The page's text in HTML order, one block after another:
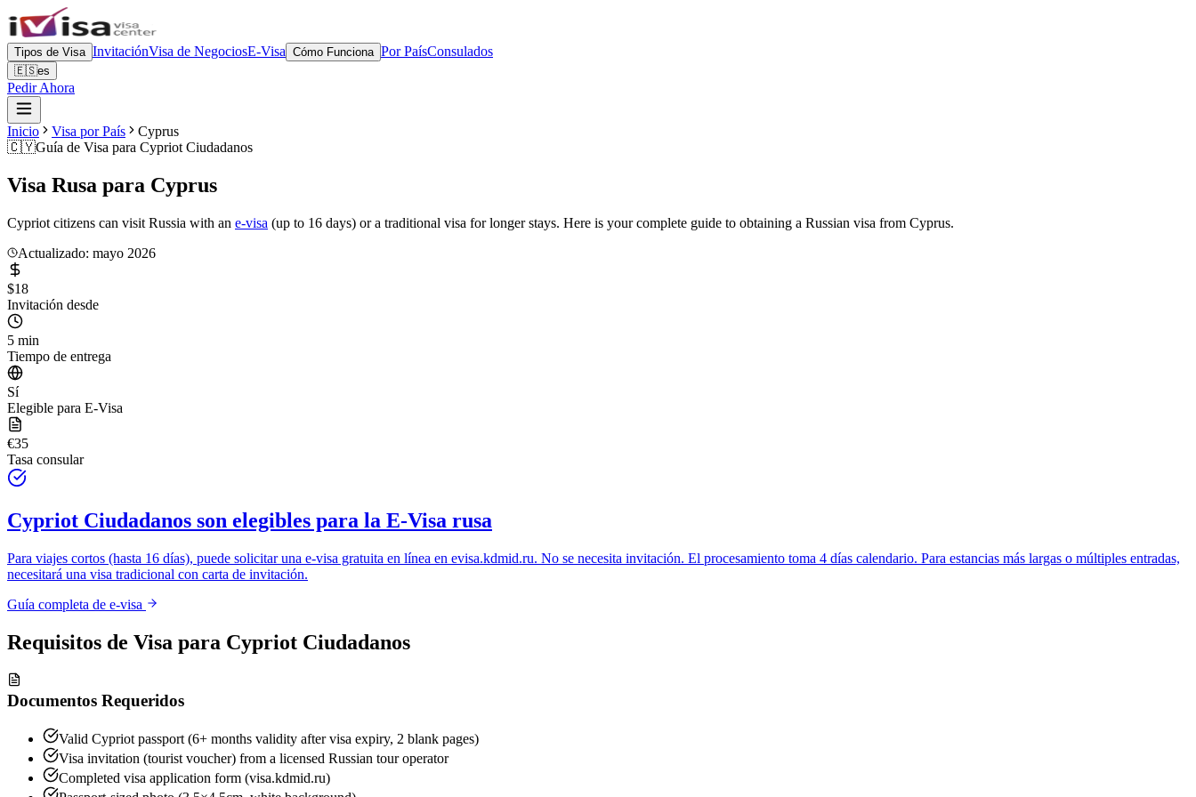
Tipos de Visa InvitaciónVisa de NegociosE-Visa Cómo Funciona Por PaísConsulados
🇪🇸es
Pedir Ahora
Inicio Visa por País
Cyprus
🇨🇾Guía de Visa para Cypriot Ciudadanos
Visa Rusa para Cyprus
Cypriot citizens can visit Russia with an e-visa (up to 16 days) or a traditional visa for longer stays. Here is your complete guide to obtaining a Russian visa from Cyprus.
Actualizado: mayo 2026
$18
Invitación desde
5 min
Tiempo de entrega
Sí
Elegible para E-Visa
€35
Tasa consular
Cypriot Ciudadanos son elegibles para la E-Visa rusa
Para viajes cortos (hasta 16 días), puede solicitar una e-visa gratuita en línea en evisa.kdmid.ru. No se necesita invitación. El procesamiento toma 4 días calendario. Para estancias más largas o múltiples entradas,
necesitará una visa tradicional con carta de invitación.
Guía completa de e-visa
Requisitos de Visa para Cypriot Ciudadanos
Documentos Requeridos
Valid Cypriot passport (6+ months validity after visa expiry, 2 blank pages)
Visa invitation (tourist voucher) from a licensed Russian tour operator
Completed visa application form (visa.kdmid.ru)